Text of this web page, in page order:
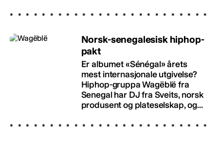
Norsk-senegalesisk hiphop-
pakt
Er albumet «Sénégal» årets
mest internasjonale utgivelse?
Hiphop-gruppa Wagëblë fra
Senegal har DJ fra Sveits, norsk
produsent og plateselskap, og...